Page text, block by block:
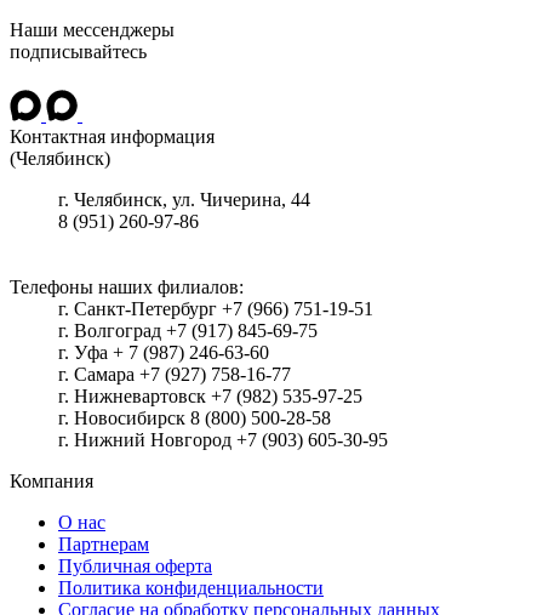
Наши мессенджеры
подписывайтесь
Контактная информация
(Челябинск)
г. Челябинск, ул. Чичерина, 44
8 (951) 260-97-86
Телефоны наших филиалов:
г. Санкт-Петербург +7 (966) 751-19-51
г. Волгоград +7 (917) 845-69-75
г. Уфа + 7 (987) 246-63-60
г. Самара +7 (927) 758-16-77
г. Нижневартовск +7 (982) 535-97-25
г. Новосибирск 8 (800) 500-28-58
г. Нижний Новгород +7 (903) 605-30-95
Компания
О нас
Партнерам
Публичная оферта
Политика конфиденциальности
Согласие на обработку персональных данных